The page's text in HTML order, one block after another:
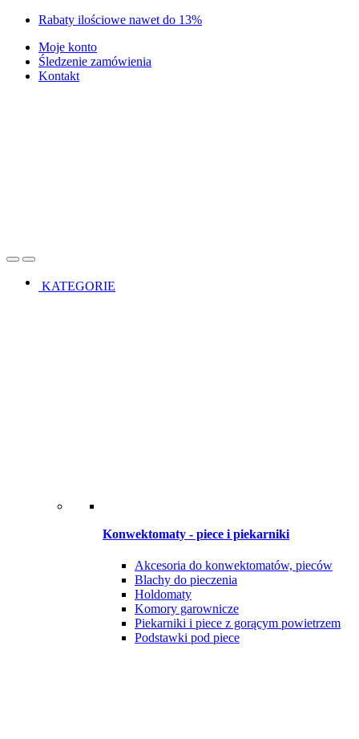
Skip
navigation
Skip
content
Rabaty ilościowe nawet do 13%
Moje konto
Śledzenie zamówienia
Kontakt
OpenClose
KATEGORIE
Konwektomaty - piece i piekarniki
Akcesoria do konwektomatów, pieców
Blachy do pieczenia
Holdomaty
Komory garownicze
Piekarniki i piece z gorącym powietrzem
Podstawki pod piece